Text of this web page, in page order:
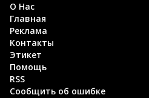
О Нас
Главная
Реклама
Контакты
Этикет
Помощь
RSS
Сообщить об ошибке